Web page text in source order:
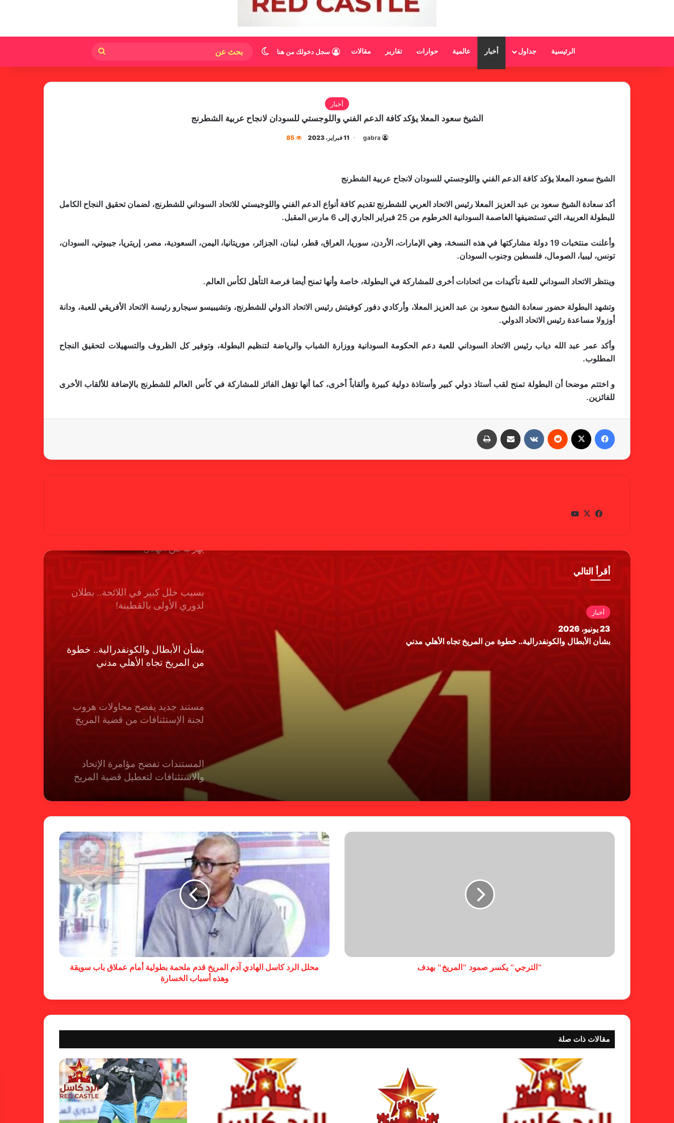
الرئيسية جداول أخبار عالمية حوارات تقارير مقالات سجل دخولك من هنا الوضع المظلم
عن
أخبار
الشيخ سعود المعلا يؤكد كافة الدعم الفني واللوجستي للسودان لانجاح عربية الشطرنج
gabra 11 فبراير، 2023 85
الشيخ سعود المعلا يؤكد كافة الدعم الفني واللوجستي للسودان لانجاح عربية الشطرنج
أكد سعادة الشيخ سعود بن عبد العزيز المعلا رئيس الاتحاد العربي للشطرنج تقديم كافة أنواع الدعم الفني واللوجيستي للاتحاد السوداني للشطرنج، لضمان تحقيق النجاح الكامل
للبطولة العربية، التي تستضيفها العاصمة السودانية الخرطوم من 25 فبراير الجاري إلى 6 مارس المقبل.
وأعلنت منتخبات 19 دولة مشاركتها في هذه النسخة، وهي الإمارات، الأردن، سوريا، العراق، قطر، لبنان، الجزائر، موريتانيا، اليمن، السعودية، مصر، إريتريا، جيبوتي، السودان،
تونس، ليبيا، الصومال، فلسطين وجنوب السودان.
وينتظر الاتحاد السوداني للعبة تأكيدات من اتحادات أخرى للمشاركة في البطولة، خاصة وأنها تمنح أيضا فرصة التأهل لكأس العالم.
وتشهد البطولة حضور سعادة الشيخ سعود بن عبد العزيز المعلا، وأركادي دفور كوفيتش رئيس الاتحاد الدولي للشطرنج، وتشيبيسو سيجارو رئيسة الاتحاد الأفريقي للعبة، ودانة
أوزولا مساعدة رئيس الاتحاد الدولي.
وأكد عمر عبد الله دياب رئيس الاتحاد السوداني للعبة دعم الحكومة السودانية ووزارة الشباب والرياضة لتنظيم البطولة، وتوفير كل الظروف والتسهيلات لتحقيق النجاح
المطلوب.
و اختتم موضحا أن البطولة تمنح لقب أستاذ دولي كبير وأستاذة دولية كبيرة وألقاباً أخرى، كما أنها تؤهل الفائز للمشاركة في كأس العالم للشطرنج بالإضافة للألقاب الأخرى
للفائزين.
في
وك
X
أقرأ التالي
أخبار
23 يونيو، 2026
بشأن الأبطال والكونفدرالية.. خطوة من المريخ تجاه الأهلي مدني
لجنة المسابقات تفاجئ الإتحاد بشأن
كاميرا خفية.. الهلال يخدع أنصاره
شكوى الهلال.. خطوة مريخية وغضب
بسبب “الصفر الدولي” .. ريجيكامب
يهرب من الهلال
بسبب خلل كبير في اللائحة.. بطلان
لدوري الأولى بالقطينة!
بشأن الأبطال والكونفدرالية.. خطوة
من المريخ تجاه الأهلي مدني
مستند جديد يفضح محاولات هروب
لجنة الإستئنافات من قضية المريخ
المستندات تفضح مؤامرة الإتحاد
والاستئنافات لتعطيل قضية المريخ
حسم قضية المريخ وتنتظر الإتحاد
لجنة المسابقات تفاجئ الإتحاد بشأن
الهبوط والصعود
خطوة مريخية جديدة بشأن الشكوى
ضد الهلال
شكوى الهلال.. خطوة مريخية وغضب
على الأمين العام والمسابقات
بسبب “الصفر الدولي” .. ريجيكامب
يهرب من الهلال
"الترجي" يكسر صمود "المريخ" بهدف
محلل الرد كاسل الهادي آدم المريخ قدم ملحمة بطولية أمام عملاق باب سويقة
وهذه أسباب الخسارة
مقالات ذات صلة